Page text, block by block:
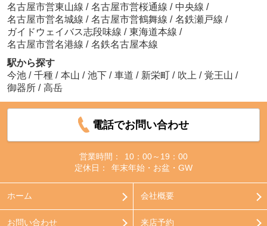
名古屋市営東山線 / 名古屋市営桜通線 / 中央線 /
名古屋市営名城線 / 名古屋市営鶴舞線 / 名鉄瀬戸線 /
ガイドウェイバス志段味線 / 東海道本線 /
名古屋市営名港線 / 名鉄名古屋本線
駅から探す
今池 / 千種 / 本山 / 池下 / 車道 / 新栄町 / 吹上 / 覚王山 /
御器所 / 高岳
電話でお問い合わせ
営業時間：
10：00～19：00
定休日：
年末年始・お盆・GW
ホーム 会社概要
お問い合わせ 来店予約